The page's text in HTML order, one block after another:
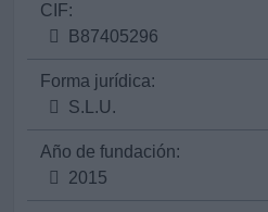
CIF:
B87405296
Forma jurídica:
S.L.U.
Año de fundación:
2015